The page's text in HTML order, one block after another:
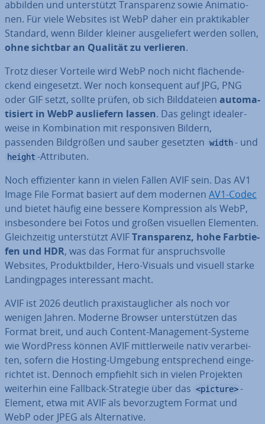
abbilden und un­ter­stützt Trans­pa­renz sowie Ani­ma­tio­
nen. Für viele Websites ist WebP daher ein prak­ti­ka­bler
Standard, wenn Bilder kleiner aus­ge­lie­fert werden sollen,
ohne sichtbar an Qualität zu verlieren.
Trotz dieser Vorteile wird WebP noch nicht flä­chen­de­
ckend ein­ge­setzt. Wer noch kon­se­quent auf JPG, PNG
oder GIF setzt, sollte prüfen, ob sich Bild­da­tei­en au­to­ma­
ti­siert in WebP aus­lie­fern lassen. Das gelingt idea­ler­
wei­se in Kom­bi­na­ti­on mit re­spon­si­ven Bildern,
passenden Bild­grö­ßen und sauber gesetzten width - und
height -At­tri­bu­ten.
Noch ef­fi­zi­en­ter kann in vielen Fällen AVIF sein. Das AV1
Image File Format basiert auf dem modernen AV1-Codec
und bietet häufig eine bessere Kom­pres­si­on als WebP,
ins­be­son­de­re bei Fotos und großen visuellen Elementen.
Gleich­zei­tig un­ter­stützt AVIFTrans­pa­renz, hohe Farb­tie­
fen und HDR, was das Format für an­spruchs­vol­le
Websites, Pro­dukt­bil­der, Hero-Visuals und visuell starke
Landing­pa­ges in­ter­es­sant macht.
AVIF ist 2026 deutlich pra­xis­taug­li­cher als noch vor
wenigen Jahren. Moderne Browser un­ter­stüt­zen das
Format breit, und auch Content-Ma­nage­ment-Systeme
wie WordPress können AVIF mitt­ler­wei­le nativ ver­ar­bei­
ten, sofern die Hosting-Umgebung ent­spre­chend ein­ge­
rich­tet ist. Dennoch empfiehlt sich in vielen Projekten
weiterhin eine Fallback-Strategie über das <picture> -
Element, etwa mit AVIF als be­vor­zug­tem Format und
WebP oder JPEG als Al­ter­na­ti­ve.